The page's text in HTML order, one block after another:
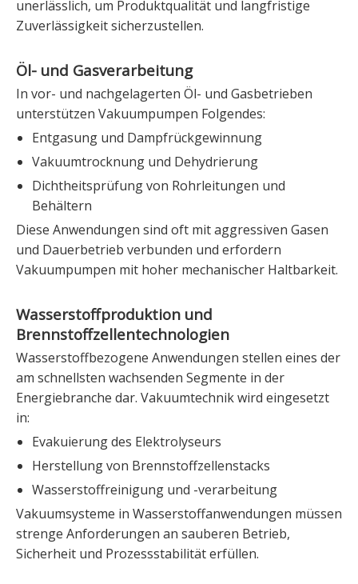
unerlässlich, um Produktqualität und langfristige
Zuverlässigkeit sicherzustellen.
Öl- und Gasverarbeitung
In vor- und nachgelagerten Öl- und Gasbetrieben
unterstützen Vakuumpumpen Folgendes:
Entgasung und Dampfrückgewinnung
Vakuumtrocknung und Dehydrierung
Dichtheitsprüfung von Rohrleitungen und
Behältern
Diese Anwendungen sind oft mit aggressiven Gasen
und Dauerbetrieb verbunden und erfordern
Vakuumpumpen mit hoher mechanischer Haltbarkeit.
Wasserstoffproduktion und
Brennstoffzellentechnologien
Wasserstoffbezogene Anwendungen stellen eines der
am schnellsten wachsenden Segmente in der
Energiebranche dar. Vakuumtechnik wird eingesetzt
in:
Evakuierung des Elektrolyseurs
Herstellung von Brennstoffzellenstacks
Wasserstoffreinigung und -verarbeitung
Vakuumsysteme in Wasserstoffanwendungen müssen
strenge Anforderungen an sauberen Betrieb,
Sicherheit und Prozessstabilität erfüllen.